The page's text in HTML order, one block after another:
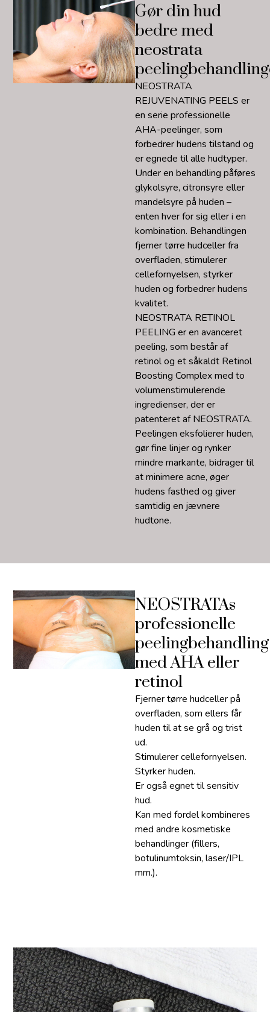
Gør din hud
bedre med
neostrata
NEOSTRATA
REJUVENATING PEELS er
en serie professionelle
AHA-peelinger, som
forbedrer hudens tilstand og
er egnede til alle hudtyper.
Under en behandling påføres
glykolsyre, citronsyre eller
mandelsyre på huden –
enten hver for sig eller i en
kombination. Behandlingen
fjerner tørre hudceller fra
overfladen, stimulerer
cellefornyelsen, styrker
huden og forbedrer hudens
kvalitet.
NEOSTRATA RETINOL
PEELING er en avanceret
peeling, som består af
retinol og et såkaldt Retinol
Boosting Complex med to
volumenstimulerende
ingredienser, der er
patenteret af NEOSTRATA.
Peelingen eksfolierer huden,
gør fine linjer og rynker
mindre markante, bidrager til
at minimere acne, øger
hudens fasthed og giver
samtidig en jævnere
hudtone.
NEOSTRATAs
professionelle
peelingbehandling
med AHA eller
retinol
Fjerner tørre hudceller på
overfladen, som ellers får
huden til at se grå og trist
ud.
Stimulerer cellefornyelsen.
Styrker huden.
Er også egnet til sensitiv
hud.
Kan med fordel kombineres
med andre kosmetiske
behandlinger (fillers,
botulinumtoksin, laser/IPL
mm.).